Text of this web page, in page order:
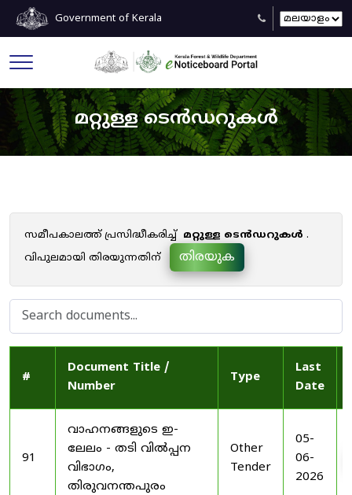
Government of Kerala
മറ്റുള്ള ടെൻഡറുകൾ
സമീപകാലത്ത് പ്രസിദ്ധീകരിച്ച് മറ്റുള്ള ടെൻഡറുകൾ .
വിപുലമായി തിരയുന്നതിന്
തിരയുക
#
Document Title /
Number
Type
Last
Date
91
വാഹനങ്ങളുടെ ഇ-
ലേലം - തടി വിൽപ്പന
വിഭാഗം,
തിരുവനന്തപുരം
Other
Tender
05-
06-
2026